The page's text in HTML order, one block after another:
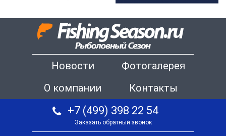
Новости
Фотогалерея
О компании
Контакты
+7 (499) 398 22 54
Заказать обратный звонок